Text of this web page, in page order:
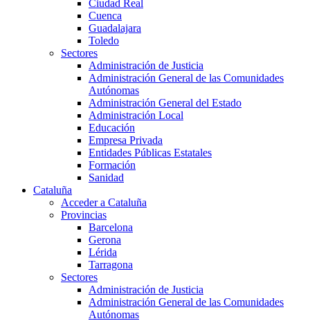
Ciudad Real
Cuenca
Guadalajara
Toledo
Sectores
Administración de Justicia
Administración General de las Comunidades
Autónomas
Administración General del Estado
Administración Local
Educación
Empresa Privada
Entidades Públicas Estatales
Formación
Sanidad
Cataluña
Acceder a Cataluña
Provincias
Barcelona
Gerona
Lérida
Tarragona
Sectores
Administración de Justicia
Administración General de las Comunidades
Autónomas